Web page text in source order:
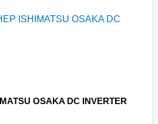
OSAKA DC INVERTER